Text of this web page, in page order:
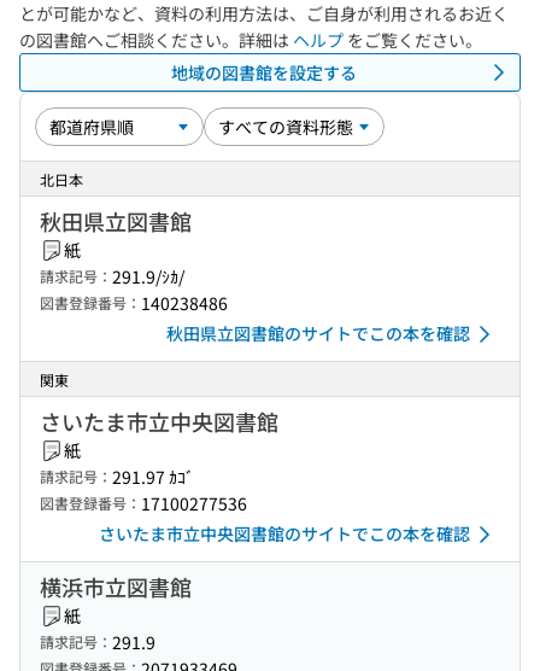
とが可能かなど、資料の利用方法は、ご自身が利用されるお近く
の図書館へご相談ください。詳細は ヘルプ をご覧ください。
地域の図書館を設定する
北日本
秋田県立図書館
紙
請求記号： 291.9/ｼｶ/
図書登録番号： 140238486
秋田県立図書館のサイトでこの本を確認
関東
さいたま市立中央図書館
紙
請求記号： 291.97 ｶｺﾞ
図書登録番号： 17100277536
さいたま市立中央図書館のサイトでこの本を確認
横浜市立図書館
紙
請求記号： 291.9